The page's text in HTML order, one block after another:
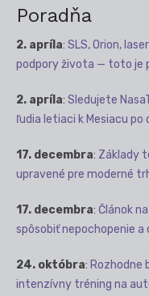
Poradňa
2. apríla: SLS, Orion,
podpory života — toto je
2. apríla: Sledujete
ľudia letiaci k Mesiacu
17. decembra: Základy
upravené pre moderné
17. decembra: Článok
spôsobiť nepochopenie
24. októbra: Rozhodne
intenzívny tréning na